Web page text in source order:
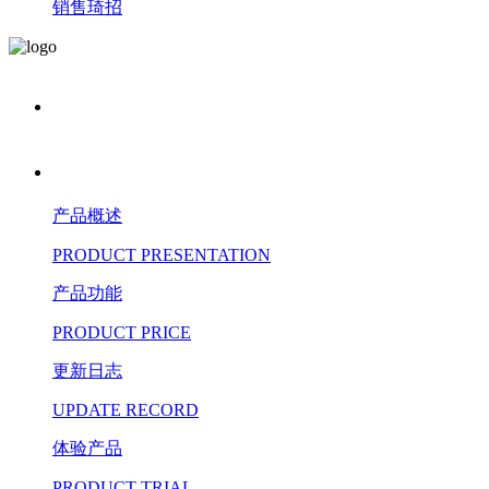
销售琦招
产品概述
PRODUCT PRESENTATION
产品功能
PRODUCT PRICE
更新日志
UPDATE RECORD
体验产品